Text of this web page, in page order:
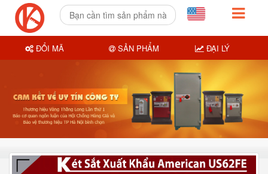
ĐỔI MÃ SẢN PHẨM ĐẠI LÝ